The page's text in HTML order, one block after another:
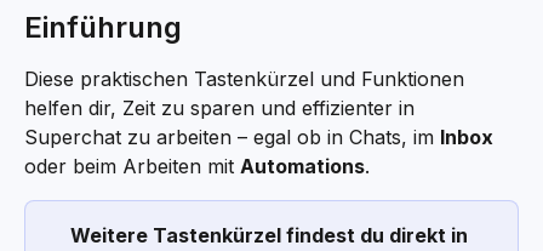
Einführung
Diese praktischen Tastenkürzel und Funktionen
helfen dir, Zeit zu sparen und effizienter in
Superchat zu arbeiten – egal ob in Chats, im Inbox
oder beim Arbeiten mit Automations.
Weitere Tastenkürzel findest du direkt in